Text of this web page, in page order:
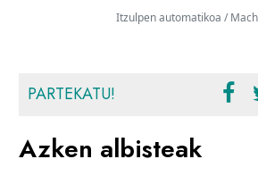
Itzulpen automatikoa /
PARTEKATU!
Azken albisteak